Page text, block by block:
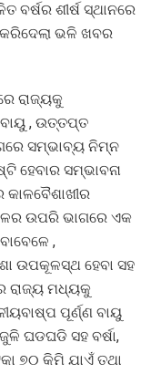
ବର୍ଷର ଶୀର୍ଷ ସ୍ଥାନରେ
କରିଦେଲା ଭଳି ଖବର
ରାଜ୍ୟକୁ
, ଉତ୍ତପ୍ତ
ସମ୍ଭାବ୍ୟ ନିମ୍ନ
ହେବାର ସମ୍ଭାବନା
କାଳବୈଶାଖୀର
ଉପରି ଭାଗରେ ଏକ
,
ଉପକୂଳସ୍ଥ ହେବା ସହ
ରାଜ୍ୟ ମଧ୍ୟକୁ
ପୂର୍ଣ୍ଣ ବାୟୁ
ଘଡଘଡି ସହ ବର୍ଷା,
୭୦ କିମି ଯାଏଁ ତଥା